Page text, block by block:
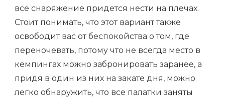
все снаряжение придется нести на плечах.
Стоит понимать, что этот вариант также
освободит вас от беспокойства о том, где
переночевать, потому что не всегда место в
кемпингах можно забронировать заранее, а
придя в один из них на закате дня, можно
легко обнаружить, что все палатки заняты